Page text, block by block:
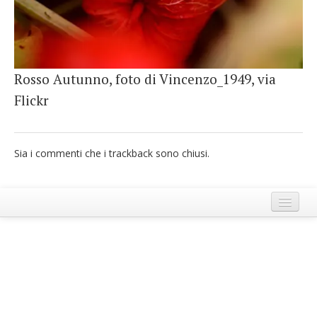
French
Italiano
Rosso Autunno, foto di Vincenzo_1949, via
Flickr
Sia i commenti che i trackback sono chiusi.